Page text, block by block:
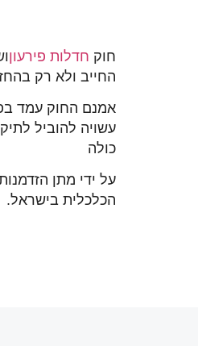
חוק חדלות פירעון
החייב ולא רק
אמנם החוק עמד
עשויה להוביל
כולה
על ידי מתן
הכלכלית בישראל.